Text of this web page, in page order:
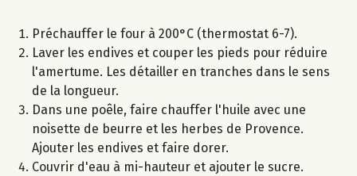
Préchauffer le four à 200°C (thermostat 6-7).
Laver les endives et couper les pieds pour réduire
l'amertume. Les détailler en tranches dans le sens
de la longueur.
Dans une poêle, faire chauffer l'huile avec une
noisette de beurre et les herbes de Provence.
Ajouter les endives et faire dorer.
Couvrir d'eau à mi-hauteur et ajouter le sucre.